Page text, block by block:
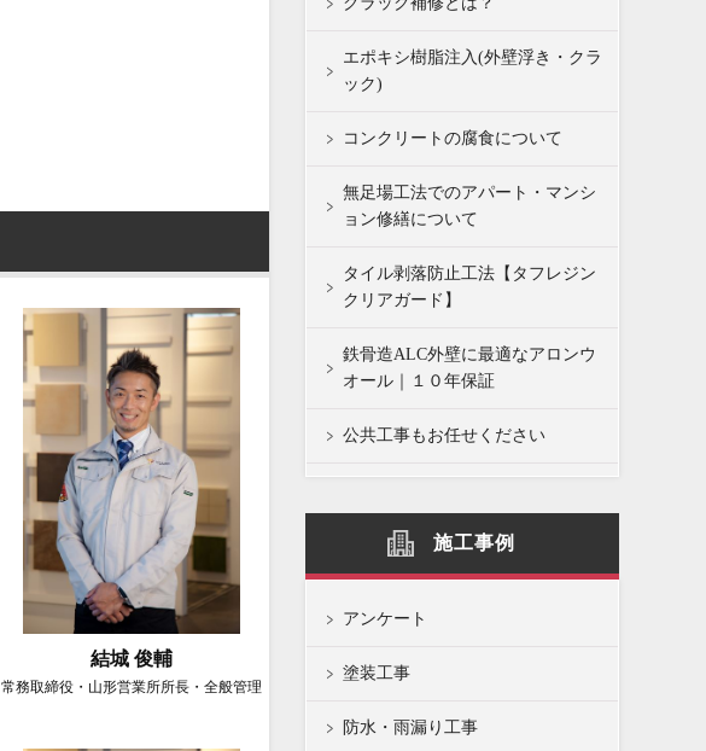
結城 俊輔
常務取締役・山形営業所所長・全般管理
エポキシ樹脂注入(外壁浮き・クラ
ック)
コンクリートの腐食について
無足場工法でのアパート・マンシ
ョン修繕について
タイル剥落防止工法【タフレジン
クリアガード】
鉄骨造ALC外壁に最適なアロンウ
オール｜１０年保証
公共工事もお任せください
施工事例
アンケート
塗装工事
防水・雨漏り工事